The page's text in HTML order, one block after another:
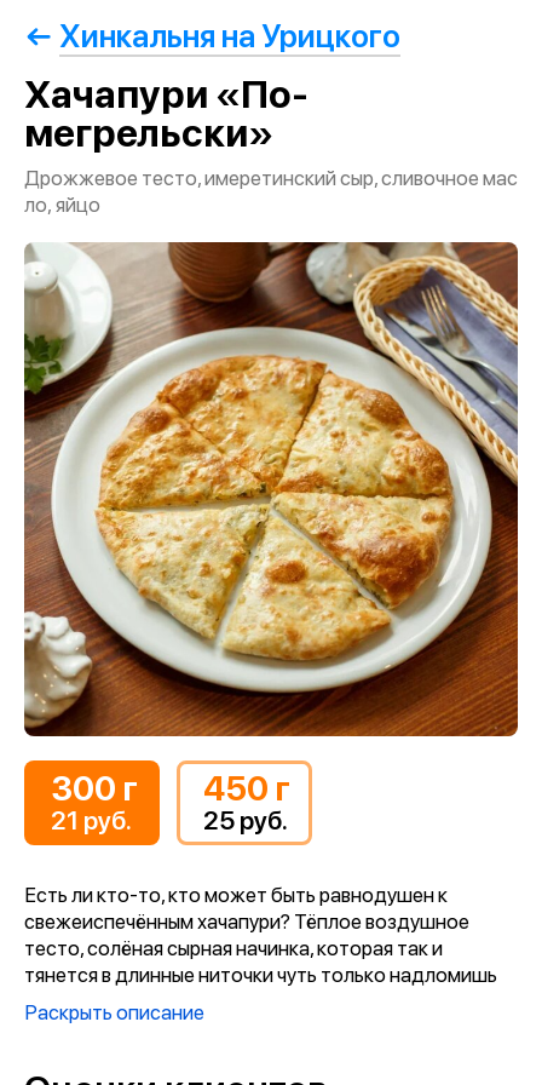
Хинкальня на Урицкого
Хачапури «По-
мегрельски»
Дрожжевое тесто, имеретинский сыр, сливочное мас
ло, яйцо
300 г
21 руб.
450 г
25 руб.
Есть ли кто-то, кто может быть равнодушен к
свежеиспечённым хачапури? Тёплое воздушное
тесто, солёная сырная начинка, которая так и
тянется в длинные ниточки чуть только надломишь
кусочек… А этот роскошный аромат! М-м-м!..
Раскрыть описание